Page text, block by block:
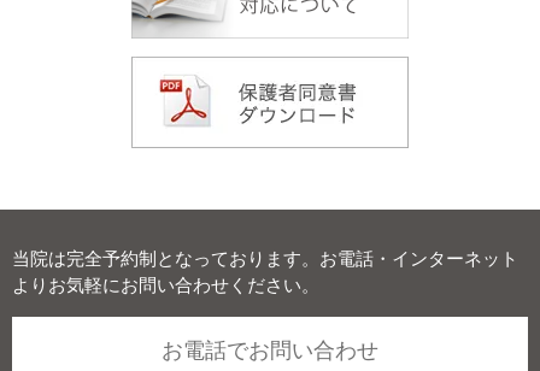
当院は完全予約制となっております。お電話・インターネット
よりお気軽にお問い合わせください。
お電話でお問い合わせ